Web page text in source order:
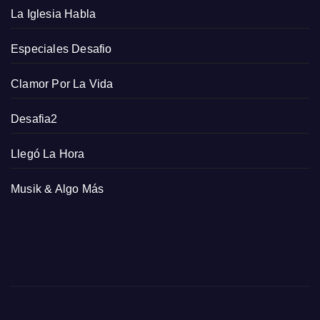
La Iglesia Habla
Especiales Desafio
Clamor Por La Vida
Desafia2
Llegó La Hora
Musik & Algo Más